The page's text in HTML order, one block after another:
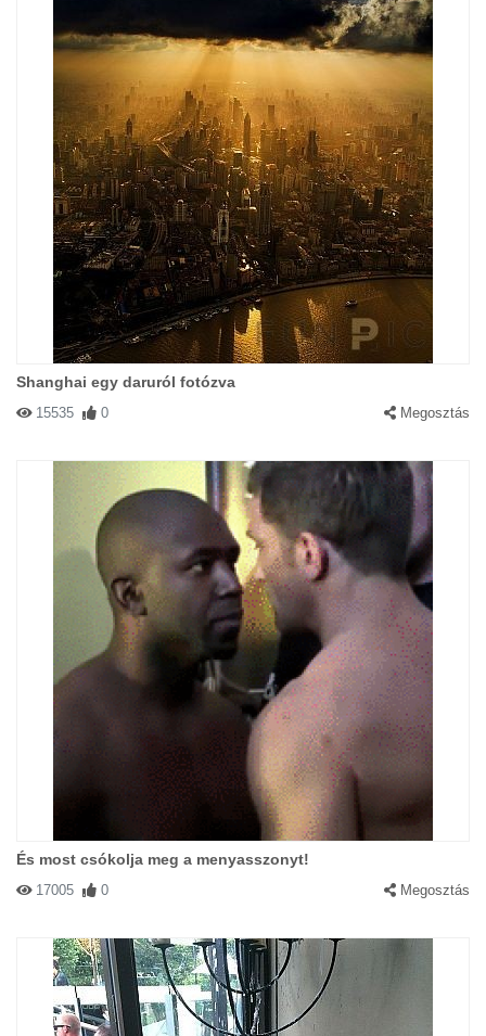
Shanghai egy daruról fotózva
15535 0 Megosztás
És most csókolja meg a menyasszonyt!
17005 0 Megosztás